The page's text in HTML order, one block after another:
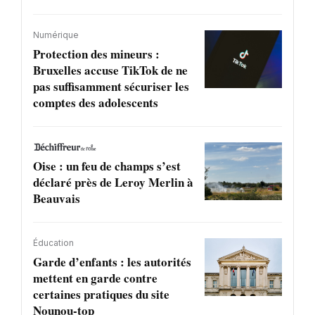
Numérique
Protection des mineurs :
Bruxelles accuse TikTok de ne
pas suffisamment sécuriser les
comptes des adolescents
Oise : un feu de champs s’est
déclaré près de Leroy Merlin à
Beauvais
Éducation
Garde d’enfants : les autorités
mettent en garde contre
certaines pratiques du site
Nounou-top